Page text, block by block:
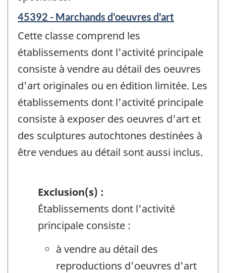
45392 - Marchands d'oeuvres d'art
Cette classe comprend les
établissements dont l'activité principale
consiste à vendre au détail des oeuvres
d'art originales ou en édition limitée. Les
établissements dont l'activité principale
consiste à exposer des oeuvres d'art et
des sculptures autochtones destinées à
être vendues au détail sont aussi inclus.
Exclusion(s) :
Établissements dont l'activité
principale consiste :
à vendre au détail des
reproductions d'oeuvres d'art